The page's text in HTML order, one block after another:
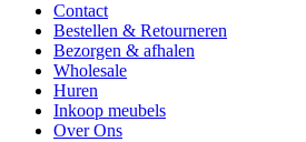
Contact
Bestellen & Retourneren
Bezorgen & afhalen
Wholesale
Huren
Inkoop meubels
Over Ons